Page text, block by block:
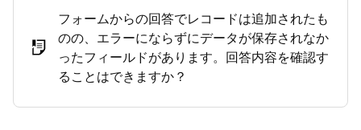
フォームからの回答でレコードは追加されたも
のの、エラーにならずにデータが保存されなか
ったフィールドがあります。回答内容を確認す
ることはできますか？